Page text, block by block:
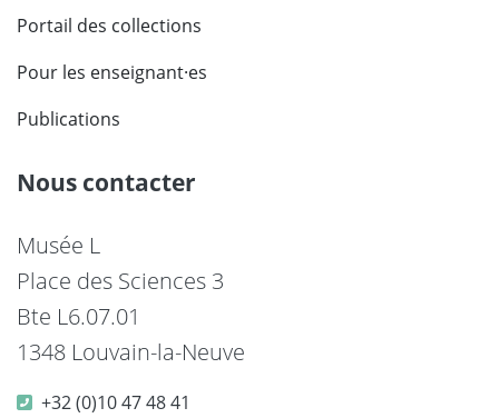
Portail des collections
Pour les enseignant·es
Publications
Nous contacter
Musée L
Place des Sciences 3
Bte L6.07.01
1348 Louvain-la-Neuve
+32 (0)10 47 48 41